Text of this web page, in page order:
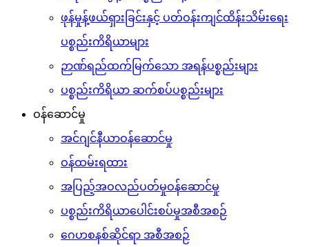
ဖုန်မှုန့်ဖယ်ရှားခြင်းနှင့် ပတ်ဝန်းကျင်ထိန်းသိမ်းရေး
ပစ္စည်းကိရိယာများ
ဉာဏ်ရည်ထက်မြက်သော အရန်ပစ္စည်းများ
ပစ္စည်းကိရိယာ ဆက်စပ်ပစ္စည်းများ
ဝန်ဆောင်မှု
အင်ဂျင်နီယာဝန်ဆောင်မှု
ဝန်ထမ်းရထား
အပြည့်အဝလည်ပတ်မှုဝန်ဆောင်မှု
ပစ္စည်းကိရိယာပေါင်းစပ်မှုအစီအစဉ်
ဂေဟစနစ်ဆိုင်ရာ အစီအစဉ်